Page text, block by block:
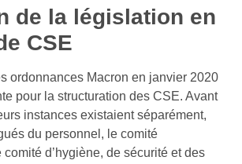
de la législation en
CSE
ordonnances Macron en janvier 2020
pour la structuration des CSE. Avant
instances existaient séparément,
du personnel, le comité
comité d’hygiène, de sécurité et des